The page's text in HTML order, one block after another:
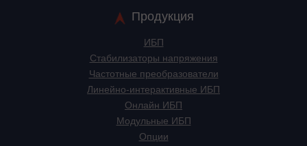
Продукция
ИБП
Стабилизаторы напряжения
Частотные преобразователи
Линейно-интерактивные ИБП
Онлайн ИБП
Модульные ИБП
Опции